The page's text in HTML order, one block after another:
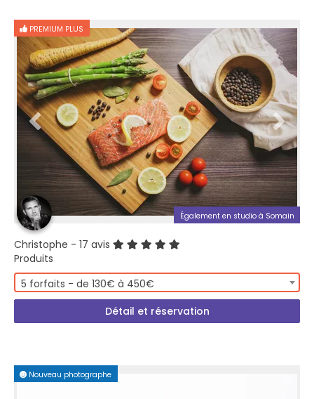
PREMIUM PLUS
Également en studio à Somain
Christophe - 17 avis
Produits
5 forfaits - de 130€ à 450€
Détail et réservation
PREMIUM PLUS
Nouveau photographe